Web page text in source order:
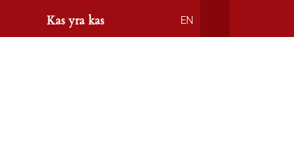
Kas yra kas EN